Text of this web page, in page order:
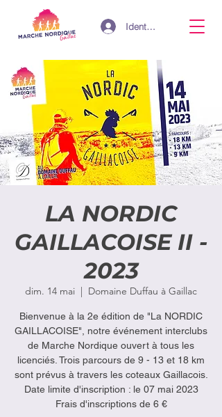
Identifiant
LA NORDIC
GAILLACOISE II -
2023
dim. 14 mai
  |
Domaine Duffau à Gaillac
Bienvenue à la 2e édition de "La NORDIC
GAILLACOISE", notre événement interclubs
de Marche Nordique ouvert à tous les
licenciés. Trois parcours de 9 - 13 et 18 km
sont prévus à travers les coteaux Gaillacois.
Date limite d'inscription : le 07 mai 2023
Frais d'inscriptions de 6 €